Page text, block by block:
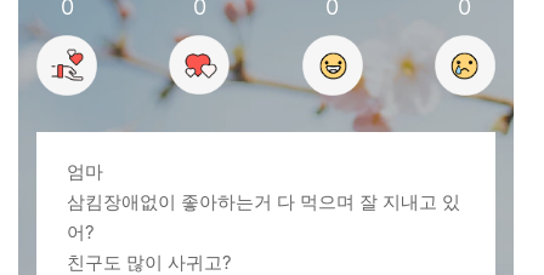
0 0 0 0
엄마
삼킴장애없이 좋아하는거 다 먹으며 잘 지내고 있
어?
친구도 많이 사귀고?